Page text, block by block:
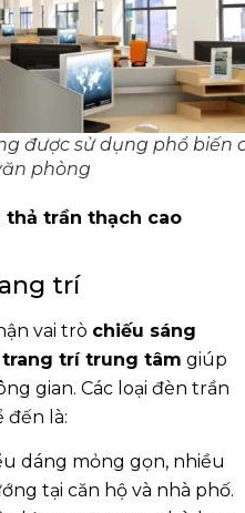
được sử dụng phổ biến
phòng
thả trần thạch cao
trí
vai trò chiếu sáng
trang trí trung tâm giúp
gian. Các loại đèn trần
đến là:
dáng mỏng gọn, nhiều
tại căn hộ và nhà phố.